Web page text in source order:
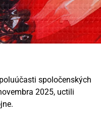
spoločenských
2025, uctili